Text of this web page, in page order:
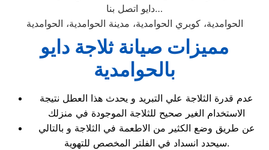
دايو اتصل بنا…
الحوامدية، كوبري الحوامدية، مدينة الحوامدية، الحوامدية
مميزات صيانة ثلاجة دايو
بالحوامدية
عدم قدرة الثلاجة علي التبريد و يحدث هذا العطل نتيجة
الاستخدام الغير صحيح للثلاجة الموجودة في منزلك
عن طريق وضع الكثير من الاطعمة في الثلاجة و بالتالي
سيحدد انسداد في الفلتر المخصص للتهوية.